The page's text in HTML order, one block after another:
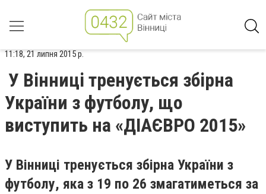
11:18, 21 липня 2015 р.
У Вінниці тренується збірна
України з футболу, що
виступить на «ДІАЄВРО 2015»
У Вінниці тренується збірна України з
футболу, яка з 19 по 26 змагатиметься за